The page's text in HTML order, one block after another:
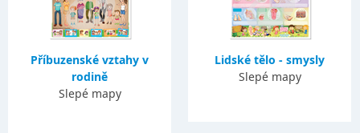
Příbuzenské vztahy v
rodině
Slepé mapy
Lidské tělo - smysly
Slepé mapy